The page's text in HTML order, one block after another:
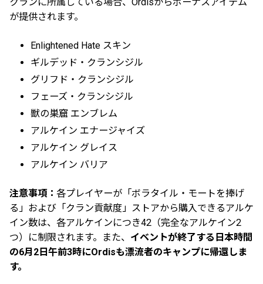
が提供されます。
Enlightened Hate スキン
ギルデッド・クランシジル
グリフド・クランシジル
フェーズ・クランシジル
獣の巣窟 エンブレム
アルケイン エナージャイズ
アルケイン グレイス
アルケイン バリア
注意事項： 各プレイヤーが「ボラタイル・モートを捧げ
る」および「クラン貢献度」ストアから購入できるアルケ
イン数は、各アルケインにつき42（完全なアルケイン2
つ）に制限されます。また、 イベントが終了する日本時間
の6月2日午前3時にOrdisも漂流者のキャンプに帰還しま
す。